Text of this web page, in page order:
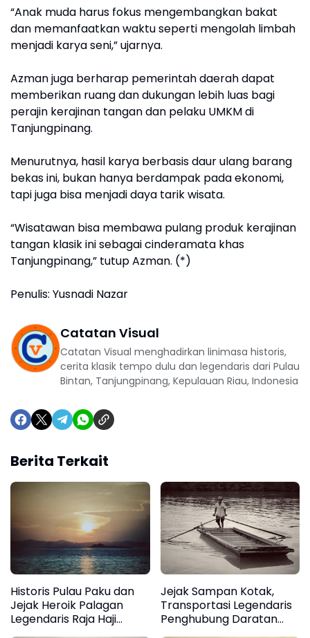
“Anak muda harus fokus mengembangkan bakat
dan memanfaatkan waktu seperti mengolah limbah
menjadi karya seni,” ujarnya.
Azman juga berharap pemerintah daerah dapat
memberikan ruang dan dukungan lebih luas bagi
perajin kerajinan tangan dan pelaku UMKM di
Tanjungpinang.
Menurutnya, hasil karya berbasis daur ulang barang
bekas ini, bukan hanya berdampak pada ekonomi,
tapi juga bisa menjadi daya tarik wisata.
“Wisatawan bisa membawa pulang produk kerajinan
tangan klasik ini sebagai cinderamata khas
Tanjungpinang,” tutup Azman. (*)
Penulis: Yusnadi Nazar
Catatan Visual
Catatan Visual menghadirkan linimasa historis,
cerita klasik tempo dulu dan legendaris dari Pulau
Bintan, Tanjungpinang, Kepulauan Riau, Indonesia
Berita Terkait
Historis Pulau Paku dan
Jejak Heroik Palagan
Legendaris Raja Haji
Fisabilillah di
Jejak Sampan Kotak,
Transportasi Legendaris
Penghubung Daratan
Tanjungpinang dan Pulau